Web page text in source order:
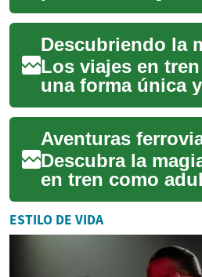
convertido en
cada vez más
razón. Los
Los viajes en
una forma única y
encantadora de
mundo. A
medios de
Descubra la
en tren como
lujosos vagones
panorámicas, el
ofrece...
ESTILO DE VIDA